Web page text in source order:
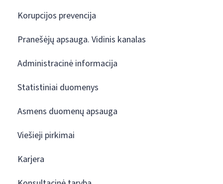
Korupcijos prevencija
Pranešėjų apsauga. Vidinis kanalas
Administracinė informacija
Statistiniai duomenys
Asmens duomenų apsauga
Viešieji pirkimai
Karjera